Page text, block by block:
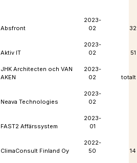
Absfront
2023-
02
32
Aktiv IT
2023-
02
51
JHK Architecten och VAN
AKEN
2023-
02
totalt
Neava Technologies
2023-
02
FAST2 Affärssystem
2023-
01
ClimaConsult Finland Oy
2022-
50
14